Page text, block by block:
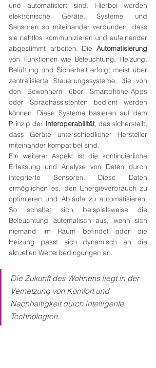
und automatisiert sind. Hierbei werden
elektronische Geräte, Systeme und
Sensoren so miteinander verbunden, dass
sie nahtlos kommunizieren und aufeinander
abgestimmt arbeiten. Die Automatisierung
von Funktionen wie Beleuchtung, Heizung,
Belüftung und Sicherheit erfolgt meist über
zentralisierte Steuerungssysteme, die von
den Bewohnern über Smartphone-Apps
oder Sprachassistenten bedient werden
können. Diese Systeme basieren auf dem
Prinzip der Interoperabilität, das sicherstellt,
dass Geräte unterschiedlicher Hersteller
miteinander kompatibel sind.
Ein weiterer Aspekt ist die kontinuierliche
Erfassung und Analyse von Daten durch
integrierte Sensoren. Diese Daten
ermöglichen es, den Energieverbrauch zu
optimieren und Abläufe zu automatisieren.
So schaltet sich beispielsweise die
Beleuchtung automatisch aus, wenn sich
niemand im Raum befindet oder die
Heizung passt sich dynamisch an die
aktuellen Wetterbedingungen an.
Die Zukunft des Wohnens liegt in der
Vernetzung von Komfort und
Nachhaltigkeit durch intelligente
Technologien.